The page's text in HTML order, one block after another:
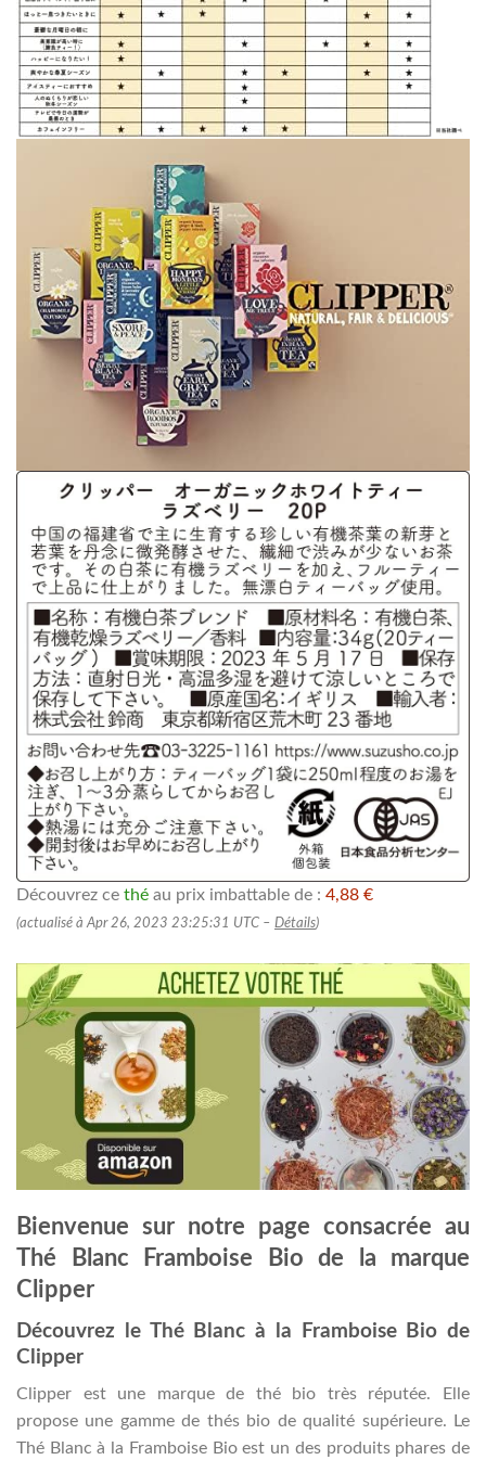
Découvrez ce thé au prix imbattable de : 4,88 €
(actualisé à Apr 26, 2023 23:25:31 UTC – Détails)
Bienvenue sur notre page consacrée au
Thé Blanc Framboise Bio de la marque
Clipper
Découvrez le Thé Blanc à la Framboise Bio de
Clipper
Clipper est une marque de thé bio très réputée. Elle
propose une gamme de thés bio de qualité supérieure. Le
Thé Blanc à la Framboise Bio est un des produits phares de